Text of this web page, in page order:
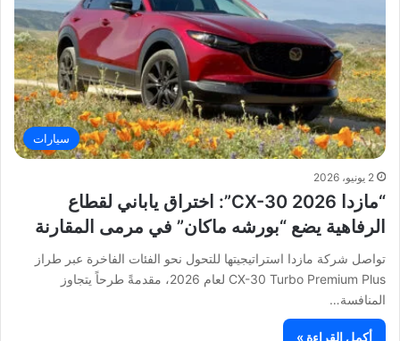
سيارات
2 يونيو، 2026
“مازدا CX-30 2026”: اختراق ياباني لقطاع
الرفاهية يضع “بورشه ماكان” في مرمى المقارنة
تواصل شركة مازدا استراتيجيتها للتحول نحو الفئات الفاخرة عبر طراز
CX-30 Turbo Premium Plus لعام 2026، مقدمةً طرحاً يتجاوز
المنافسة…
أكمل القراءة »